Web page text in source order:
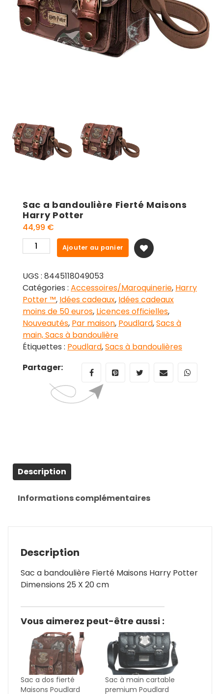
Sac a bandoulière Fierté Maisons
Harry Potter
44,99 €
quantité
de
a
bandoulière
Fierté
Maisons
Harry
Potter
Ajouter au panier
UGS : 8445118049053
Catégories : Accessoires/Maroquinerie, Harry
Potter ™, Idées cadeaux, Idées cadeaux
moins de 50 euros, Licences officielles,
Nouveautés, Par maison, Poudlard,Sacs à
main, Sacs à bandoulière
Étiquettes : Poudlard,Sacs à bandoulières
Partager:
Description
Informations complémentaires
Description
Sac a bandoulière Fierté Maisons Harry Potter
Dimensions 25 X 20 cm
Vous aimerez peut-être aussi :
Sac a dos fierté
Maisons Poudlard
Sac à main cartable
premium Poudlard